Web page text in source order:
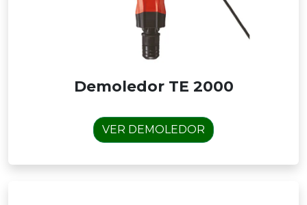
Demoledor TE 2000
VER DEMOLEDOR